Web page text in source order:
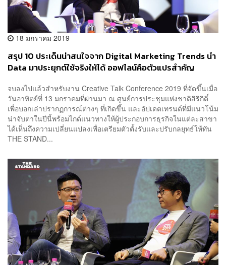
18 มกราคม 2019
สรุป 10 ประเด็นน่าสนใจจาก Digital Marketing Trends นำ
Data มาประยุกต์ใช้จริงให้ได้ ออฟไลน์คือตัวแปรสำคัญ
จบลงไปแล้วสำหรับงาน Creative Talk Conference 2019 ที่จัดขึ้นเมื่อ
วันอาทิตย์ที่ 13 มกราคมที่ผ่านมา ณ ศูนย์การประชุมแห่งชาติสิริกิติ์
เพื่อบอกเล่าปรากฏการณ์ต่างๆ ที่เกิดขึ้น และอัปเดตเทรนด์ที่มีแนวโน้ม
น่าจับตาในปีนี้พร้อมไกด์แนวทางให้ผู้ประกอบการธุรกิจในแต่ละสาขา
ได้เห็นถึงความเปลี่ยนแปลงเพื่อเตรียมตัวตั้งรับและปรับกลยุทธ์ให้ทัน
THE STAND...